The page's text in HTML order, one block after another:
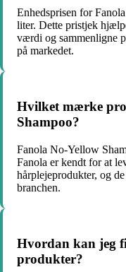
Enhedsprisen for
liter. Dette pristjek
værdi og sammenligne
på markedet.
Hvilket mærke
Shampoo?
Fanola No-Yellow
Fanola er kendt for at
hårplejeprodukter, og
branchen.
Hvordan kan jeg
produkter?